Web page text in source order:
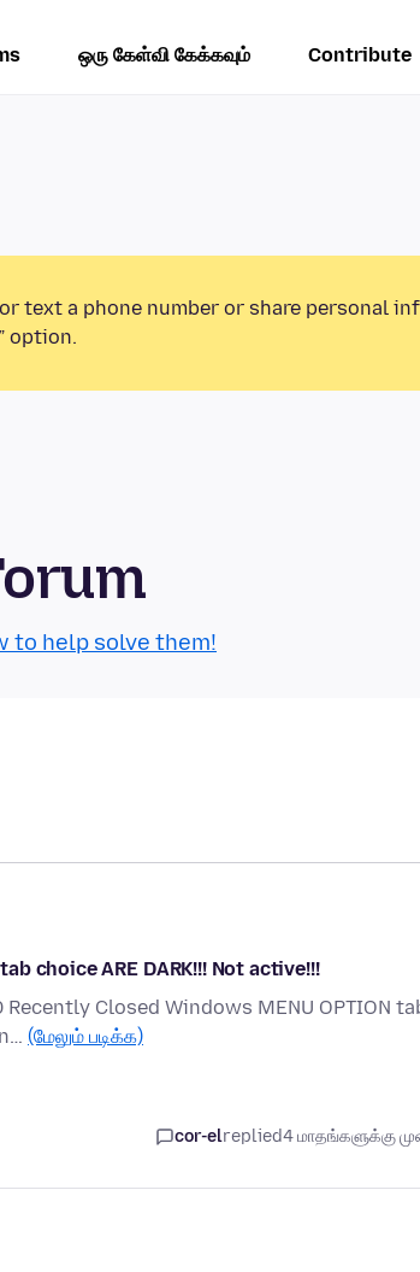
ஒரு கேள்வி கேக்கவும் Contribute
text a phone number or share personal
option.
to help solve them!
choice ARE DARK!!! Not active!!!
Closed Windows MENU OPTION
(மேலும் படிக்க)
cor-elreplied4 மாதங்களுக்கு